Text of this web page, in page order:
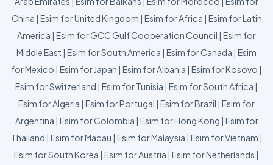
China | Esim for United Kingdom | Esim for Africa | Esim for Latin
America | Esim for GCC Gulf Cooperation Council | Esim for
Middle East | Esim for South America | Esim for Canada | Esim
for Mexico | Esim for Japan | Esim for Albania | Esim for Kosovo |
Esim for Switzerland | Esim for Tunisia | Esim for South Africa |
Esim for Algeria | Esim for Portugal | Esim for Brazil | Esim for
Argentina | Esim for Colombia | Esim for Hong Kong | Esim for
Thailand | Esim for Macau | Esim for Malaysia | Esim for Vietnam |
Esim for South Korea | Esim for Austria | Esim for Netherlands |